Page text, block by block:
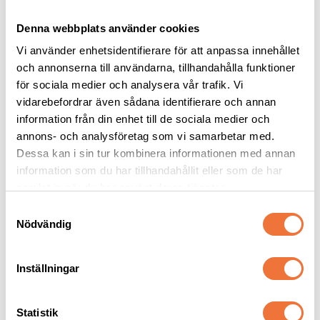
Denna webbplats använder cookies
Vi använder enhetsidentifierare för att anpassa innehållet
och annonserna till användarna, tillhandahålla funktioner
för sociala medier och analysera vår trafik. Vi
vidarebefordrar även sådana identifierare och annan
information från din enhet till de sociala medier och
annons- och analysföretag som vi samarbetar med.
Dessa kan i sin tur kombinera informationen med annan
information som du har tillhandahållit eller som de har
Nödvändig
Inställningar
Statistik
Yento Tanto böjd
tänder - 7 tum
Med 46 v-formade tänder - längd ca 19 cm
2 299kr
Yento Tanto böjd sax -
1 899kr